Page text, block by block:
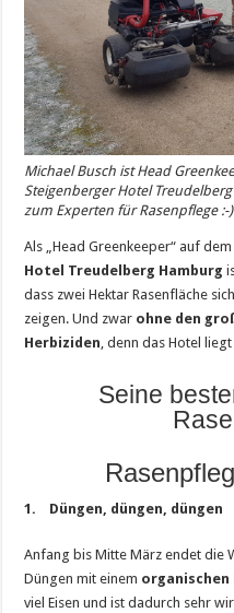
Michael Busch ist Head
Steigenberger Hotel
zum Experten für Rasenpflege :-)
Als „Head Greenkeeper“ auf dem
Hotel Treudelberg Hamburg
dass zwei Hektar Rasenfläche
zeigen. Und zwar ohne den
Herbiziden, denn das Hotel liegt
Seine
1. Düngen, düngen, düngen
Anfang bis Mitte März endet die
Düngen mit einem organischen
viel Eisen und ist dadurch sehr